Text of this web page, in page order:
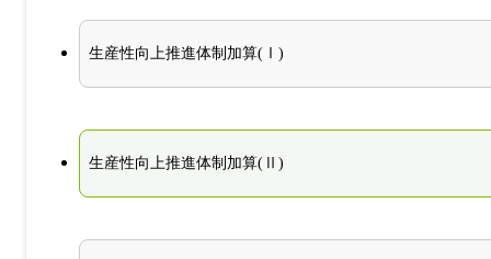
生産性向上推進体制加算(Ⅰ)
生産性向上推進体制加算(Ⅱ)